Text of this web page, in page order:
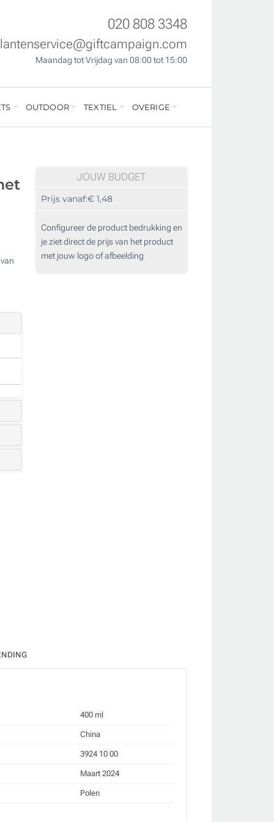
020 808 3348
Maandag tot Vrijdag van 08:00 tot 15:00
OUTDOOR TEXTIEL OVERIGE
JOUW BUDGET
Prijs vanaf:€ 1,48
Configureer de product bedrukking en
je ziet direct de prijs van het product
met jouw logo of afbeelding
400 ml
China
3924 10 00
Maart 2024
Polen